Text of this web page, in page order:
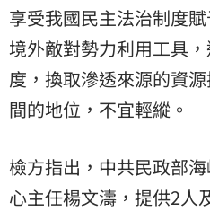
享受我國民主法治制度
境外敵對勢力利用工具
度，換取滲透來源的資
間的地位，不宜輕縱。
檢方指出，中共民政部
心主任楊文濤，提供2人